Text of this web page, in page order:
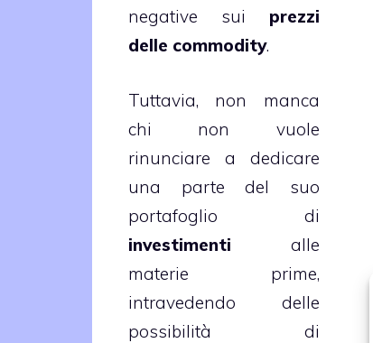
negative sui prezzi
delle commodity.
Tuttavia, non manca
chi non vuole
rinunciare a dedicare
una parte del suo
portafoglio di
investimenti alle
materie prime,
intravedendo delle
possibilità di